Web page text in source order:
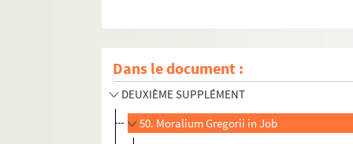
Dans le document :
DEUXIÈME SUPPLÉMENT
50. Moralium Gregorii in Job